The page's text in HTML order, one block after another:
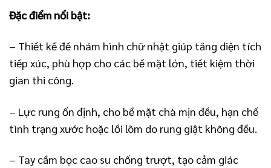
Đặc điểm nổi bật:
– Thiết kế đế nhám hình chữ nhật giúp tăng diện tích
tiếp xúc, phù hợp cho các bề mặt lớn, tiết kiệm thời
gian thi công.
– Lực rung ổn định, cho bề mặt chà mịn đều, hạn chế
tình trạng xước hoặc lồi lõm do rung giật không đều.
– Tay cầm bọc cao su chống trượt, tạo cảm giác